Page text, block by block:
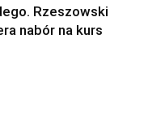
Rzeszowski
nabór na kurs